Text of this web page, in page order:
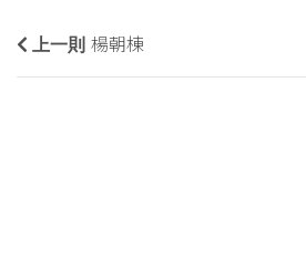
上一則 楊朝棟